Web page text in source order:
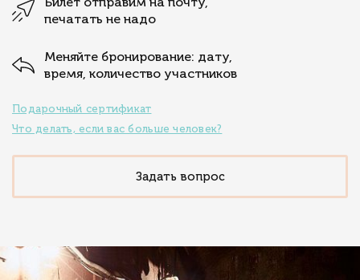
печатать не надо
Меняйте бронирование: дату,
время, количество участников
Подарочный сертификат
Что делать, если вас больше человек?
Задать вопрос